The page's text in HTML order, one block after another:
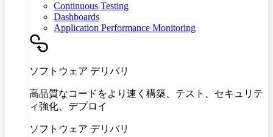
Continuous Testing
Dashboards
Application Performance Monitoring
ソフトウェア デリバリ
高品質なコードをより速く構築、テスト、セキュリテ
ィ強化、デプロイ
ソフトウェア デリバリ